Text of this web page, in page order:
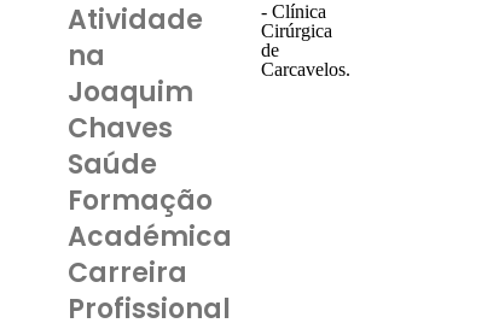
Atividade
na
Joaquim
Chaves
Saúde
Formação
Académica
Carreira
Profissional
- Clínica
Cirúrgica
de
Carcavelos.